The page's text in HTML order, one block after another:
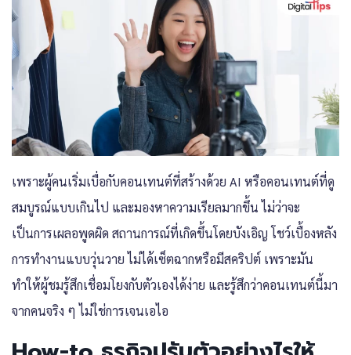
เพราะผู้คนเริ่มเบื่อกับคอนเทนต์ที่สร้างด้วย AI หรือคอนเทนต์ที่ดู
สมบูรณ์แบบเกินไป และมองหาความเรียลมากขึ้น ไม่ว่าจะ
เป็นการเผลอพูดผิด สถานการณ์ที่เกิดขึ้นโดยบังเอิญ โชว์เบื้องหลัง
การทำงานแบบวุ่นวาย ไม่ได้เซ็ตฉากหรือมีสคริปต์ เพราะมัน
ทำให้ผู้ชมรู้สึกเชื่อมโยงกับตัวเองได้ง่าย และรู้สึกว่าคอนเทนต์นี้มา
จากคนจริง ๆ ไม่ใช่การเจนเอไอ